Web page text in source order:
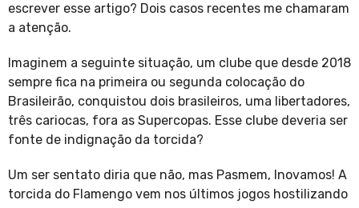
escrever esse artigo? Dois casos recentes me chamaram
a atenção.
Imaginem a seguinte situação, um clube que desde 2018
sempre fica na primeira ou segunda colocação do
Brasileirão, conquistou dois brasileiros, uma libertadores,
três cariocas, fora as Supercopas. Esse clube deveria ser
fonte de indignação da torcida?
Um ser sentato diria que não, mas Pasmem, Inovamos! A
torcida do Flamengo vem nos últimos jogos hostilizando